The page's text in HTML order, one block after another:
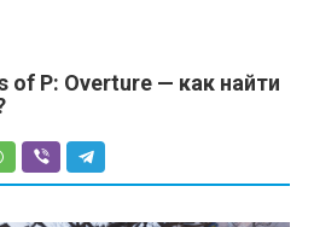
of P: Overture — как найти